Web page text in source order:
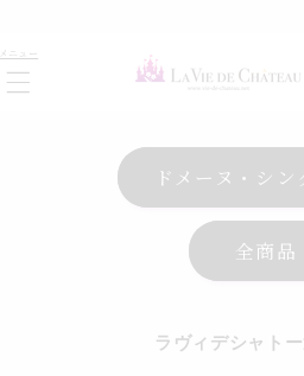
ニュー
ドメーヌ・シン
全商品
ラヴィデシャト